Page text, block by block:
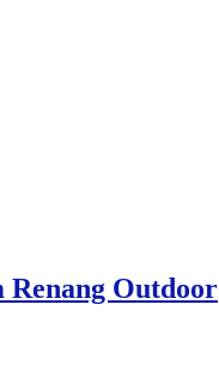
Renang Outdoor